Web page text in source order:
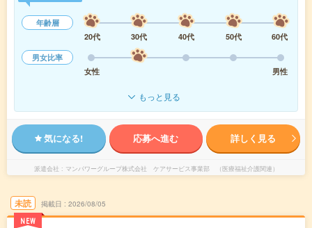
年齢層
20代
30代 40代 50代
60代
男女比率
女性
男性
もっと見る
気になる! 応募へ進む 詳しく見る
派遣会社 マンパワーグループ株式会社 ケアサービス事業部 （医療福祉介護関連）
未読
NEW
掲載日 2026/08/05